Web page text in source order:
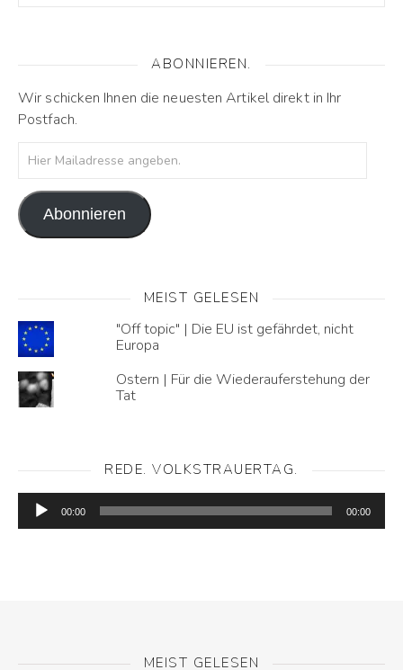
ABONNIEREN.
Wir schicken Ihnen die neuesten Artikel direkt in Ihr
Postfach.
Hier Mailadresse angeben.
Abonnieren
MEIST GELESEN
"Off topic" | Die EU ist gefährdet, nicht
Europa
Ostern | Für die Wiederauferstehung der
Tat
REDE. VOLKSTRAUERTAG.
Audio-
Player
00:00 00:00
MEIST GELESEN